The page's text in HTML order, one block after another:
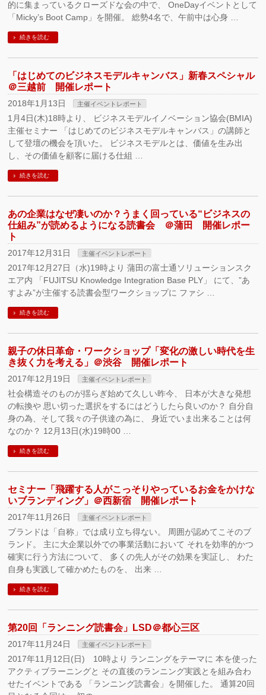
的に集まっているクローズドな会の中で、 OneDayイベントとして
「Micky’s Boot Camp」を開催。 総勢4名で、午前中は心身 …
続きを読む
「はじめてのビジネスモデルキャンバス」新春スペシャル
＠三越前 開催レポート
2018年1月13日 主催イベントレポート
1月4日(木)18時より、 ビジネスモデルイノベーション協会(BMIA)
主催セミナー 「はじめてのビジネスモデルキャンバス」の講師と
して登壇の機会を頂いた。 ビジネスモデルとは、価値を生み出
し、その価値を顧客に届ける仕組 …
続きを読む
あの企業はなぜ凄いのか？うまく回っている“ビジネスの
仕組み”が読めるようになる読書会 ＠蒲田 開催レポー
ト
2017年12月31日 主催イベントレポート
2017年12月27日（水)19時より 蒲田の富士通ソリューションスク
エア内 「FUJITSU Knowledge Integration Base PLY」 にて、”あ
すよみ”が主催する読書会型ワークショップに ファシ …
続きを読む
親子の休日革命・ワークショップ「変化の激しい時代を生
き抜く力を考える」＠渋谷 開催レポート
2017年12月19日 主催イベントレポート
社会構造そのものが揺らぎ始めて久しい昨今、 日本が大きな発想
の転換や 思い切った選択をするにはどうしたら良いのか？ 自分自
身の為、そして我々の子供達の為に、 身近でいま出来ることは何
なのか？ 12月13日(水)19時00 …
続きを読む
セミナー「飛躍する人がこっそりやっているお金をかけな
いブランディング」＠西新宿 開催レポート
2017年11月26日 主催イベントレポート
ブランドは「自称」では成り立ち得ない。 周囲が認めてこそのブ
ランド。 主に大企業以外での事業活動において それを効率的かつ
確実に行う方法について、 多くの先人がその効果を実証し、 わた
自身も実践して確かめたものを、 出来 …
続きを読む
第20回「ランニング読書会」LSD＠都心三区
2017年11月24日 主催イベントレポート
2017年11月12日(日) 10時より ランニングをテーマに 本を使った
アクティブラーニングと その直後のランニング実践とを組み合わ
せたイベントである 「ランニング読書会」を開催した。 通算20回